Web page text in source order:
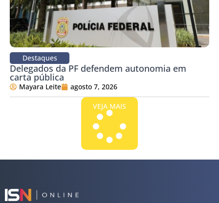
Destaques
Delegados da PF defendem autonomia em
carta pública
Mayara Leite agosto 7, 2026
VEJA MAIS